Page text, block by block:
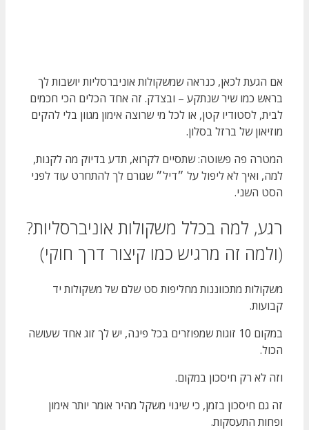
אם הגעת לכאן, כנראה שמשקולות אוניברסליות יושבות לך
בראש כמו שיר שנתקע – ובצדק. זה אחד הכלים הכי חכמים
לבית, לסטודיו קטן, או לכל מי שרוצה אימון מגוון בלי להקים
מוזיאון של ברזל בסלון.
המטרה פה פשוטה: שתסיים לקרוא, תדע בדיוק מה לקנות,
למה, ואיך לא ליפול על ״דיל״ שגורם לך להתחרט עוד לפני
הסט השני.
רגע, למה בכלל משקולות אוניברסליות?
(ולמה זה מרגיש כמו קיצור דרך חוקי)
משקולות מתכווננות מחליפות סט שלם של משקולות יד
קבועות.
במקום 10 זוגות שמפוזרים בכל פינה, יש לך זוג אחד שעושה
הכול.
וזה לא רק חיסכון במקום.
זה גם חיסכון בזמן, כי שינוי משקל מהיר אומר יותר אימון
ופחות התעסקות.